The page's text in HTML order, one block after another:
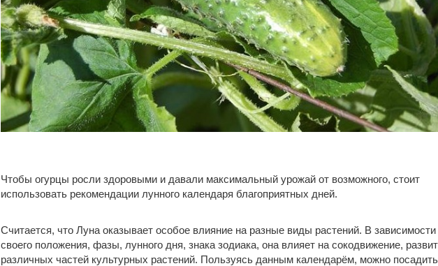
Чтобы огурцы росли здоровыми и давали максимальный урожай от возможного, стоит
использовать рекомендации лунного календаря благоприятных дней.
Считается, что Луна оказывает особое влияние на разные виды растений. В зависимости
своего положения, фазы, лунного дня, знака зодиака, она влияет на сокодвижение,
различных частей культурных растений. Пользуясь данным календарём, можно посадить